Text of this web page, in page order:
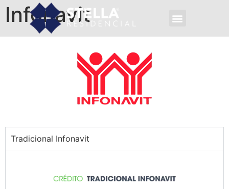
Infonavit
Tradicional Infonavit